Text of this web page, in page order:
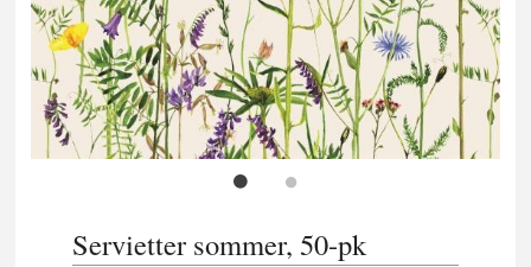
Servietter sommer, 50-pk